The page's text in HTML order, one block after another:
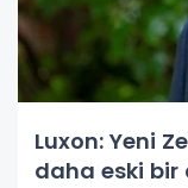
Luxon: Yeni
daha eski bir